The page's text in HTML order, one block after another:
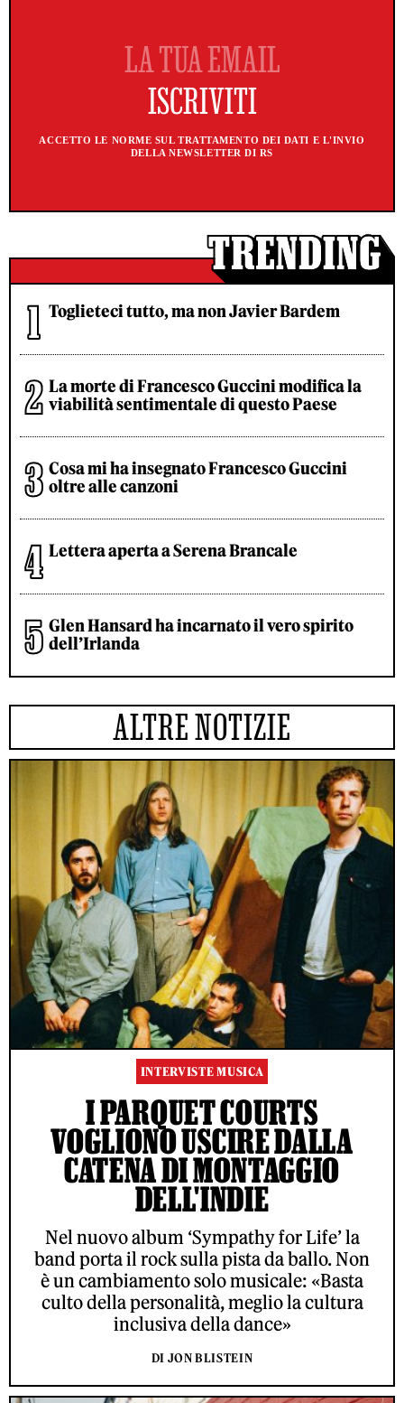
ACCETTO LE NORME SUL TRATTAMENTO DEI DATI E L'INVIO
DELLA NEWSLETTER DI RS
Toglieteci tutto, ma non Javier Bardem
La morte di Francesco Guccini modifica la
viabilità sentimentale di questo Paese
Cosa mi ha insegnato Francesco Guccini
oltre alle canzoni
Lettera aperta a Serena Brancale
Glen Hansard ha incarnato il vero spirito
dell’Irlanda
ALTRE NOTIZIE
INTERVISTE MUSICA
I PARQUET COURTS
VOGLIONO USCIRE DALLA
CATENA DI MONTAGGIO
DELL'INDIE
Nel nuovo album ‘Sympathy for Life’ la
band porta il rock sulla pista da ballo. Non
è un cambiamento solo musicale: «Basta
culto della personalità, meglio la cultura
inclusiva della dance»
DI JON BLISTEIN